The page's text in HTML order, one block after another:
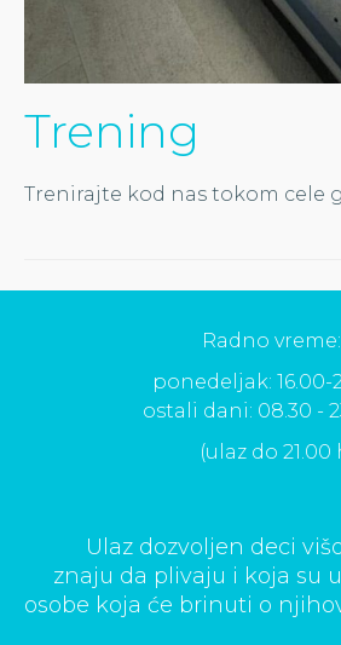
Trening
Trenirajte kod nas tokom cele
Radno vreme:
ponedeljak: 16.00-
ostali dani: 08.30 -
(ulaz do 21.00
Ulaz dozvoljen deci
znaju da plivaju i koja su
osobe koja će brinuti o